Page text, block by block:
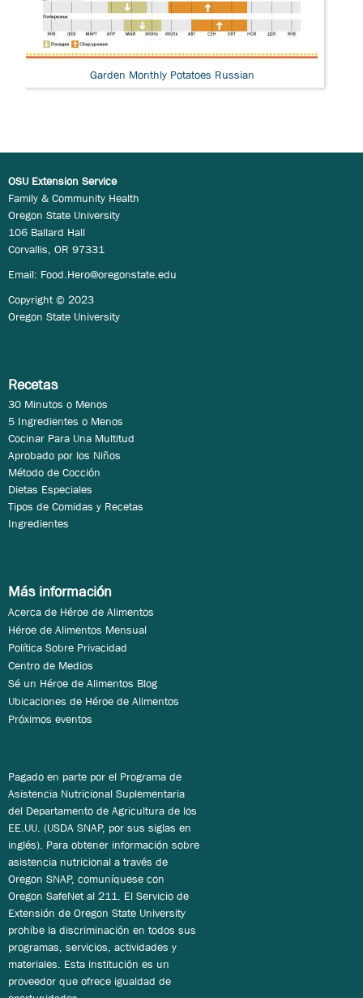
Garden Monthly Potatoes Russian
OSU Extension Service
Family & Community Health
Oregon State University
106 Ballard Hall
Corvallis, OR 97331
Email: Food.Hero@oregonstate.edu
Copyright © 2023
Oregon State University
Recetas
30 Minutos o Menos
5 Ingredientes o Menos
Cocinar Para Una Multitud
Aprobado por los Niños
Método de Cocción
Dietas Especiales
Tipos de Comidas y Recetas
Ingredientes
Más información
Acerca de Héroe de Alimentos
Héroe de Alimentos Mensual
Política Sobre Privacidad
Centro de Medios
Sé un Héroe de Alimentos Blog
Ubicaciones de Héroe de Alimentos
Próximos eventos
Pagado en parte por el Programa de
Asistencia Nutricional Suplementaria
del Departamento de Agricultura de los
EE.UU. (USDA SNAP, por sus siglas en
inglés). Para obtener información sobre
asistencia nutricional a través de
Oregon SNAP, comuníquese con
Oregon SafeNet al 211. El Servicio de
Extensión de Oregon State University
prohíbe la discriminación en todos sus
programas, servicios, actividades y
materiales. Esta institución es un
proveedor que ofrece igualdad de